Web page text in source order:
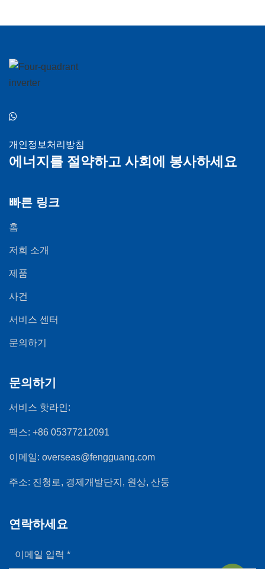
개인정보처리방침
에너지를 절약하고 사회에 봉사하세요
빠른 링크
홈
저희 소개
제품
사건
서비스 센터
문의하기
문의하기
서비스 핫라인:
팩스: +86 05377212091
이메일: overseas@fengguang.com
주소: 진청로, 경제개발단지, 원상, 산둥
연락하세요